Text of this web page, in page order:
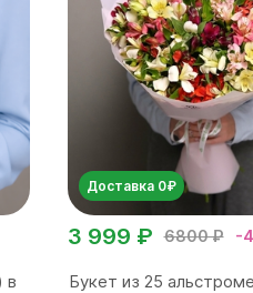
в
Доставка 0₽
6800 ₽ -
3 999 ₽
Букет из 25